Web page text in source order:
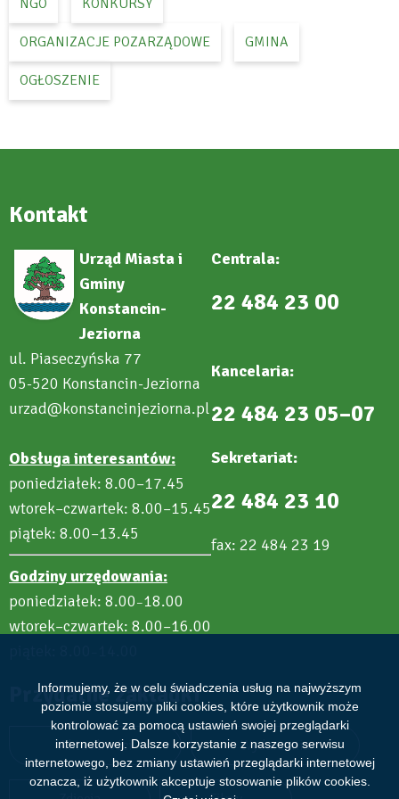
Informujemy, że w celu świadczenia usług na najwyższym
poziomie stosujemy pliki cookies, które użytkownik może
kontrolować za pomocą ustawień swojej przeglądarki
internetowej. Dalsze korzystanie z naszego serwisu
internetowego, bez zmiany ustawień przeglądarki internetowej
oznacza, iż użytkownik akceptuje stosowanie plików cookies.
ORGANIZACJE POZARZĄDOWE GMINA
OGŁOSZENIE
Kontakt
Urząd Miasta i
Gminy
Konstancin-
Jeziorna
ul. Piaseczyńska 77
05-520 Konstancin-Jeziorna
urzad@konstancinjeziorna.pl
Obsługa interesantów:
poniedziałek: 8.00–17.45
wtorek–czwartek: 8.00–15.45
piątek: 8.00–13.45
Godziny urzędowania:
poniedziałek: 8.00–18.00
wtorek–czwartek: 8.00–16.00
Centrala:
22 484 23 00
Kancelaria:
22 484 23 05–07
Sekretariat:
22 484 23 10
fax: 22 484 23 19
Przydatne zakładki
Aktualności Wydarzenia